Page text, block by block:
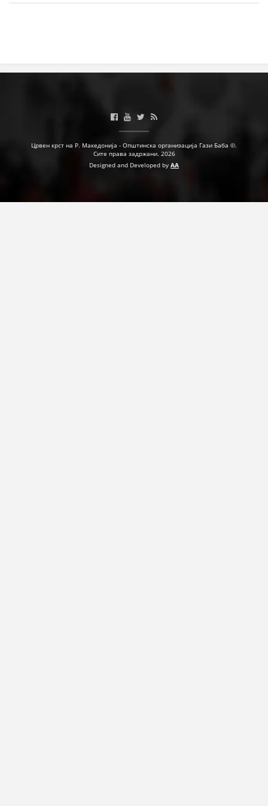
ЗДРАВСТВЕНО ПРЕВЕНТИВНА ДЕЈНОСТ
ПРВА ПОМОШ
КРВОДАРИТЕЛСТВО
МЕНАЏМЕНТ НА ВОЛОНТЕРИ
Црвен крст на Р. Македонија - Општинска организација Гази Баба ©.
Сите права задржани. 2026
Designed and Developed by AA